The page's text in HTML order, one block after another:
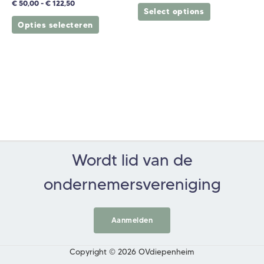
€ 50,00 - € 122,50
Opties selecteren
productpagina
Select options
Wordt lid van de
ondernemersvereniging
Aanmelden
Copyright © 2026 OVdiepenheim